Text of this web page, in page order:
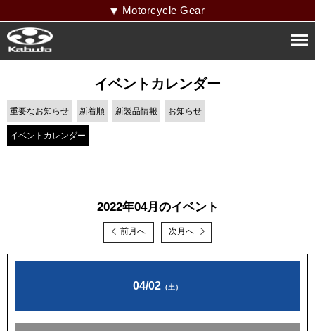
Motorcycle Gear
イベントカレンダー
重要なお知らせ 新着順 新製品情報 お知らせ
イベントカレンダー
2022年04月のイベント
前月へ 次月へ
04/02 （土）